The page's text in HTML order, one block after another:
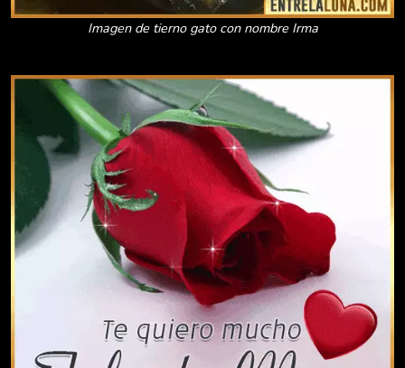
Imagen de tierno gato con nombre Irma